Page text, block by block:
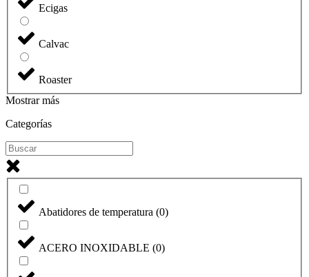
Ecigas
Calvac
Roaster
Mostrar más
Categorías
Abatidores de temperatura (0)
ACERO INOXIDABLE (0)